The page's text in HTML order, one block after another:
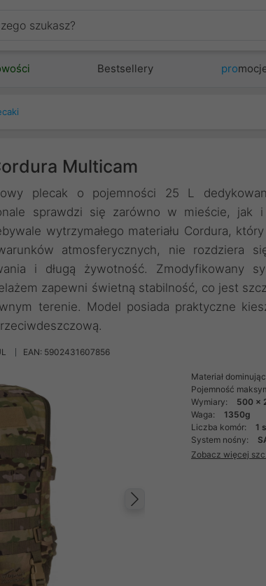
Bestsellery pro
Multicam
plecak o pojemności 25 L
sprawdzi się zarówno w mieście, jak
wytrzymałego materiału Cordura,
atmosferycznych, nie rozdziera
i długą żywotność. Zmodyfikowany
zapewni świetną stabilność, co jest
terenie. Model posiada praktyczne
EAN: 5902431607856
Materiał
Pojemność
Wymiary:
500 x
Waga:
1350g
Liczba komór:
1
System nośny:
Zobacz więcej